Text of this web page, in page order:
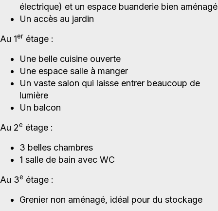
électrique) et un espace buanderie bien aménagé
Un accès au jardin
Au 1er étage :
Une belle cuisine ouverte
Une espace salle à manger
Un vaste salon qui laisse entrer beaucoup de
lumière
Un balcon
Au 2e étage :
3 belles chambres
1 salle de bain avec WC
Au 3e étage :
Grenier non aménagé, idéal pour du stockage